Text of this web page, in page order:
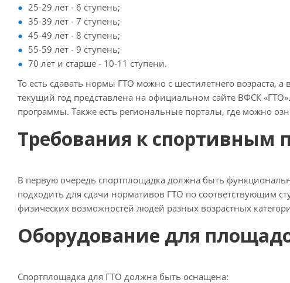
25-29 лет - 6 ступень;
35-39 лет - 7 ступень;
45-49 лет - 8 ступень;
55-59 лет - 9 ступень;
70 лет и старше - 10-11 ступени.
То есть сдавать нормы ГТО можно с шестилетнего возраста,
текущий год представлена на официальном сайте ВФСК
программы. Также есть региональные порталы, где можно
Требования к спортивным
В первую очередь спортплощадка должна быть
подходить для сдачи нормативов ГТО по соответствующим
физических возможностей людей разных возрастных
Оборудование для
Спортплощадка для ГТО должна быть оснащена: